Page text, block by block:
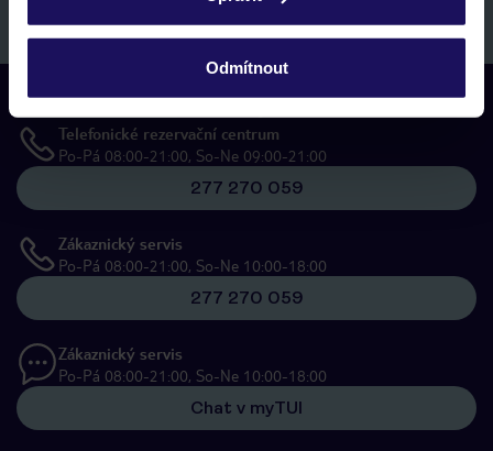
Odmítnout
Přihlásit se k odběru
Telefonické rezervační centrum
Po-Pá 08:00-21:00, So-Ne 09:00-21:00
277 270 059
Zákaznický servis
Po-Pá 08:00-21:00, So-Ne 10:00-18:00
277 270 059
Zákaznický servis
Po-Pá 08:00-21:00, So-Ne 10:00-18:00
Chat v myTUI